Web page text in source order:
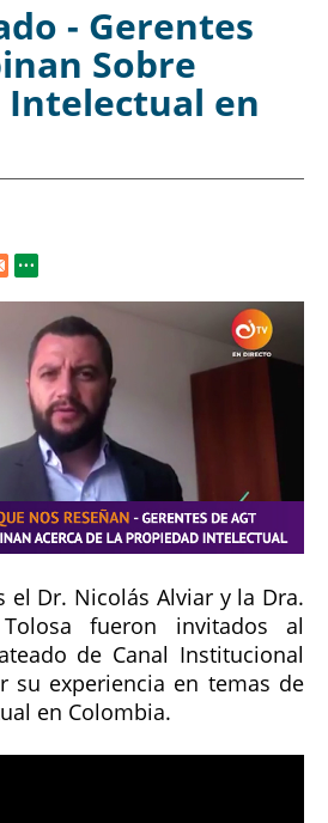
- Gerentes
Sobre
Intelectual en
el Dr. Nicolás Alviar y la Dra.
fueron invitados al
de Canal Institucional
su experiencia en temas de
en Colombia.